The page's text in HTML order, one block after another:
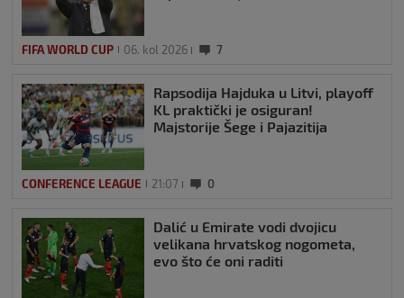
FIFA WORLD CUP 06. kol 2026 7
Rapsodija Hajduka u Litvi, playoff
KL praktički je osiguran!
Majstorije Šege i Pajazitija
CONFERENCE LEAGUE 21:07 0
Dalić u Emirate vodi dvojicu
velikana hrvatskog nogometa,
evo što će oni raditi